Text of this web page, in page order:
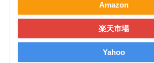
Amazon
楽天市場
Yahoo